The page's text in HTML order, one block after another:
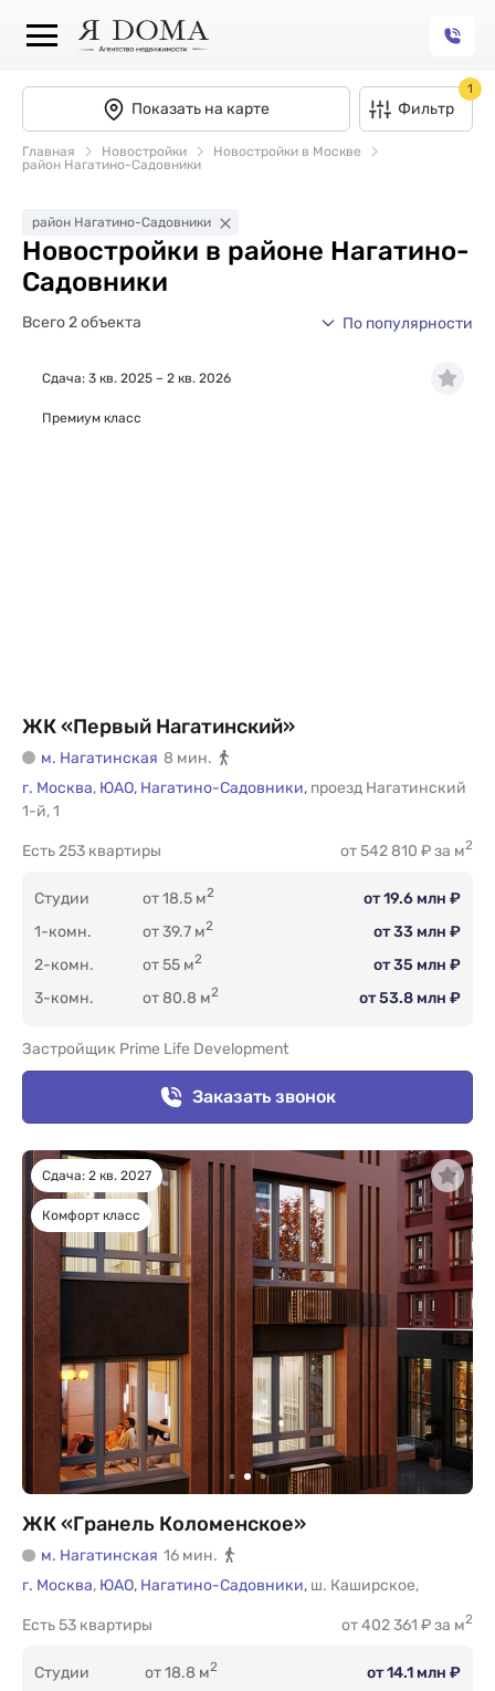
Показать на карте Фильтр
1
Главная Новостройки
Новостройки в Москве
район Нагатино-Садовники
район Нагатино-Садовники
Новостройки в районе Нагатино-
Садовники
Всего 2 объекта По популярности
ЖК «Первый Нагатинский»
м. Нагатинская 8 мин.
г. Москва, ЮАО, Нагатино-Садовники, проезд Нагатинский
1-й,1
253 квартиры
Есть от 542 810 ₽ за м2
Студии от 18.5 м2
от 19.6 млн ₽
1-комн.
от 39.7 м2
от 33 млн ₽
2-комн.
от 55 м2
от 35 млн ₽
3-комн.
от 80.8 м2 от 53.8 млн ₽
Застройщик Prime Life Development
Заказать звонок
Сдача: 3 кв. 2025 – 2 кв. 2026
Премиум класс
ЖК «Гранель Коломенское»
м. Нагатинская 16 мин.
г. Москва, ЮАО, Нагатино-Садовники, ш. Каширское,
53 квартиры
Есть от 402 361 ₽ за м2
Студии от 18.8 м2
от 14.1 млн ₽
Сдача: 2 кв. 2027
Комфорт класс